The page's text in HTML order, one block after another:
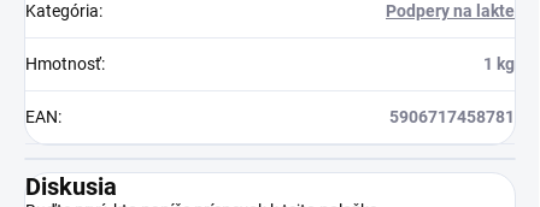
Kategória: Podpery na lakte
Hmotnosť: 1 kg
EAN: 5906717458781
Diskusia